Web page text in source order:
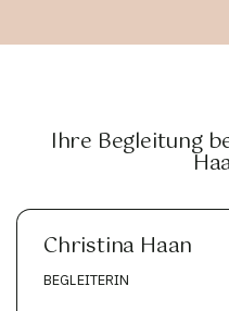
Ihre Begleitung
Christina Haan
BEGLEITERIN